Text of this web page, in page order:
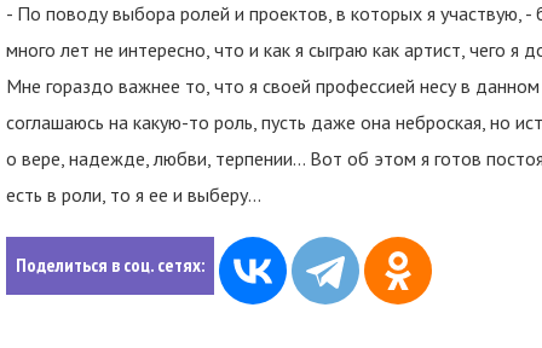
- По поводу выбора ролей и проектов, в которых я участвую,
много лет не интересно, что и как я сыграю как артист, чего я
Мне гораздо важнее то, что я своей профессией несу в
соглашаюсь на какую-то роль, пусть даже она неброская, но
о вере, надежде, любви, терпении… Вот об этом я готов
есть в роли, то я ее и выберу...
Поделиться в соц. сетях: